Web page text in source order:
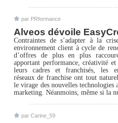
par PRformance
Alveos dévoile
Contraintes de s’adapter à la
environnement client à cycle de
d’offres de plus en plus
apportant performance, créativité et
leurs cadres et franchisés, les
réseaux de franchise ont tout
le virage des nouvelles technologies
marketing. Néanmoins, même si la
par Carine_59